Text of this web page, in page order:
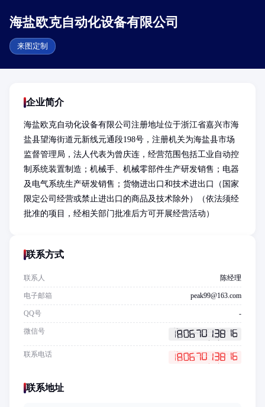
海盐欧克自动化设备有限公司
来图定制
企业简介
海盐欧克自动化设备有限公司注册地址位于浙江省嘉兴市海
盐县望海街道元新线元通段198号，注册机关为海盐县市场
监督管理局，法人代表为曾庆连，经营范围包括工业自动控
制系统装置制造；机械手、机械零部件生产研发销售；电器
及电气系统生产研发销售；货物进出口和技术进出口（国家
限定公司经营或禁止进出口的商品及技术除外）（依法须经
批准的项目，经相关部门批准后方可开展经营活动）
联系方式
联系人 陈经理
电子邮箱 peak99@163.com
QQ号 -
微信号
联系电话
联系地址